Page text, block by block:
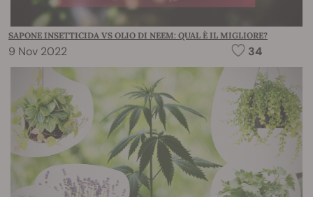
SAPONE INSETTICIDA VS OLIO DI NEEM: QUAL È IL MIGLIORE?
9 Nov 2022 34